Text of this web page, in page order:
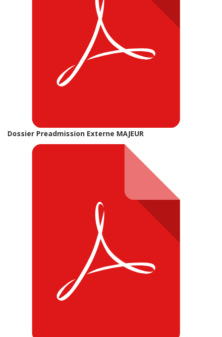
Dossier Preadmission Externe MAJEUR